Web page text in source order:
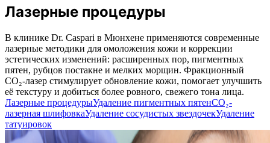
Лазерные процедуры
В клинике Dr. Caspari в Мюнхене применяются современные
лазерные методики для омоложения кожи и коррекции
эстетических изменений: расширенных пор, пигментных
пятен, рубцов постакне и мелких морщин. Фракционный
CO₂-лазер стимулирует обновление кожи, помогает улучшить
её текстуру и добиться более ровного, свежего тона лица.
Лазерные процедурыУдаление пигментных пятенCO₂-
лазерная шлифовкаУдаление сосудистых звездочекУдаление
татуировок